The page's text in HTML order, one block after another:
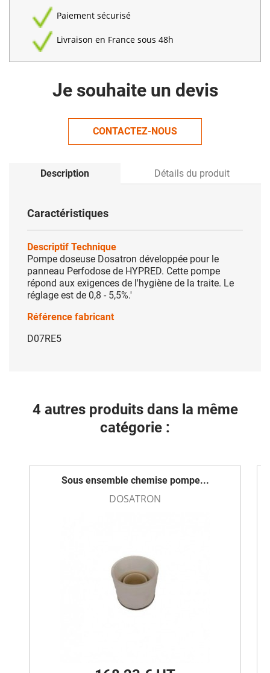
Paiement sécurisé
Livraison en France sous 48h
Je souhaite un devis
CONTACTEZ-NOUS
Description Détails du produit
Caractéristiques
Descriptif Technique
Pompe doseuse Dosatron développée pour le
panneau Perfodose de HYPRED. Cette pompe
répond aux exigences de l'hygiène de la traite. Le
réglage est de 0,8 - 5,5%.'
Référence fabricant
D07RE5
4 autres produits dans la même
catégorie :
Sous ensemble chemise pompe...
DOSATRON